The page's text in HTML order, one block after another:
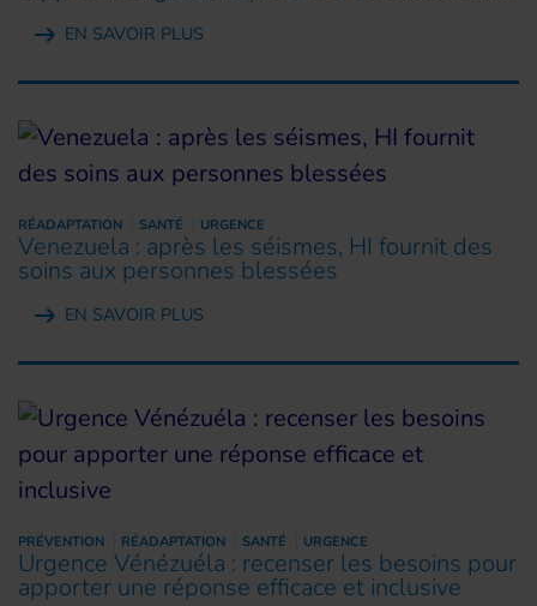
EN SAVOIR PLUS
RÉADAPTATION SANTÉ URGENCE
Venezuela : après les séismes, HI fournit des
soins aux personnes blessées
EN SAVOIR PLUS
PRÉVENTION RÉADAPTATION SANTÉ URGENCE
Urgence Vénézuéla : recenser les besoins pour
apporter une réponse efficace et inclusive